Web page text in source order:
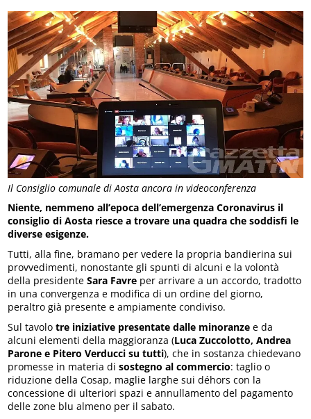
Il Consiglio comunale di Aosta ancora in videoconferenza
Niente, nemmeno all’epoca dell’emergenza Coronavirus il
consiglio di Aosta riesce a trovare una quadra che soddisfi le
diverse esigenze.
Tutti, alla fine, bramano per vedere la propria bandierina sui
provvedimenti, nonostante gli spunti di alcuni e la volontà
della presidenteSara Favre per arrivare a un accordo, tradotto
in una convergenza e modifica di un ordine del giorno,
peraltro già presente e ampiamente condiviso.
Sul tavolotre iniziative presentate dalle minoranze e da
alcuni elementi della maggioranza (Luca Zuccolotto, Andrea
Parone e Pitero Verducci su tutti), che in sostanza chiedevano
promesse in materia disostegno al commercio: taglio o
riduzione della Cosap, maglie larghe sui déhors con la
concessione di ulteriori spazi e annullamento del pagamento
delle zone blu almeno per il sabato.